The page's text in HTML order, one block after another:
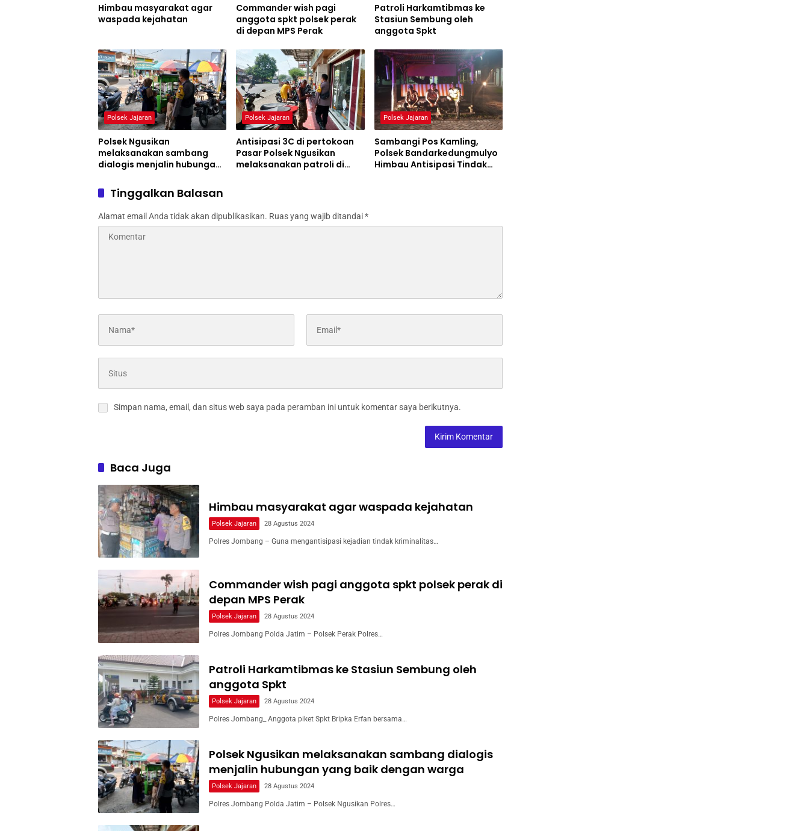
Himbau masyarakat agar
waspada kejahatan
Commander wish pagi
anggota spkt polsek perak
di depan MPS Perak
Patroli Harkamtibmas ke
Stasiun Sembung oleh
anggota Spkt
Polsek Jajaran
Polsek Ngusikan
melaksanakan sambang
dialogis menjalin hubungan
Polsek Jajaran
Antisipasi 3C di pertokoan
Pasar Polsek Ngusikan
melaksanakan patroli di
Polsek Jajaran
Sambangi Pos Kamling,
Polsek Bandarkedungmulyo
Himbau Antisipasi Tindak
Tinggalkan Balasan
Alamat email Anda tidak akan dipublikasikan. Ruas yang wajib ditandai*
Simpan nama, email, dan situs web saya pada peramban ini untuk komentar saya berikutnya.
Baca Juga
Himbau masyarakat agar waspada kejahatan
Polsek Jajaran 28 Agustus 2024
Polres Jombang – Guna mengantisipasi kejadian tindak kriminalitas…
Commander wish pagi anggota spkt polsek perak di
depan MPS Perak
Polsek Jajaran 28 Agustus 2024
Polres Jombang Polda Jatim – Polsek Perak Polres…
Patroli Harkamtibmas ke Stasiun Sembung oleh
anggota Spkt
Polsek Jajaran 28 Agustus 2024
Polres Jombang_ Anggota piket Spkt Bripka Erfan bersama…
Polsek Ngusikan melaksanakan sambang dialogis
menjalin hubungan yang baik dengan warga
Polsek Jajaran 28 Agustus 2024
Polres Jombang Polda Jatim – Polsek Ngusikan Polres…